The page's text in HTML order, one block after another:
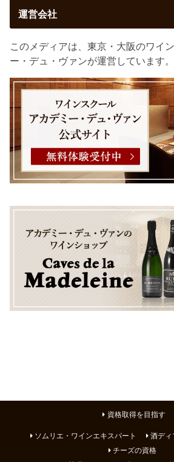
運営会社
このメディアは、東京・大阪のワイ
ー・デュ・ヴァンが運営しています。
資格取得を目指す
ソムリエ・ワインエキスパート 酒ディ
チーズの資格